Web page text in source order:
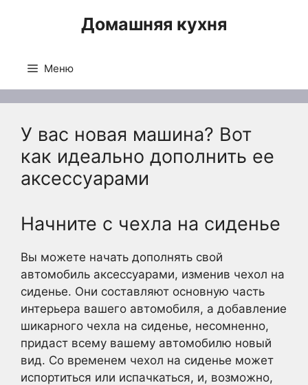
Домашняя кухня
Меню
У вас новая машина? Вот
как идеально дополнить ее
аксессуарами
Начните с чехла на сиденье
Вы можете начать дополнять свой
автомобиль аксессуарами, изменив чехол на
сиденье. Они составляют основную часть
интерьера вашего автомобиля, а добавление
шикарного чехла на сиденье, несомненно,
придаст всему вашему автомобилю новый
вид. Со временем чехол на сиденье может
испортиться или испачкаться, и, возможно,